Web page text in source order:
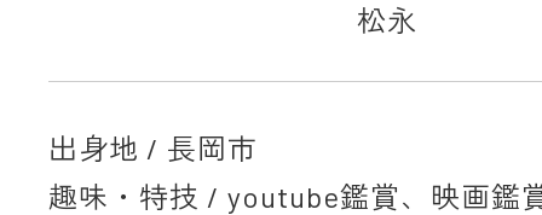
松永
出身地 / 長岡市
趣味・特技 / youtube鑑賞、映画鑑